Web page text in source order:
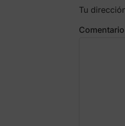
Tu
Comentario